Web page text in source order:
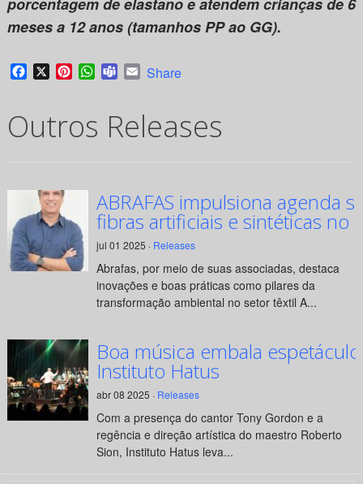
meses a 12 anos (tamanhos PP ao GG).
Facebook
X PinterestWhatsApp
TeamsEmail
Share
Outros Releases
ABRAFAS impulsiona agenda
fibras artificiais e sintéticas no
jul 01 2025 · Releases
Abrafas, por meio de suas associadas, destaca
inovações e boas práticas como pilares da
transformação ambiental no setor têxtil A...
Boa música embala
Instituto Hatus
abr 08 2025 · Releases
Com a presença do cantor Tony Gordon e a
regência e direção artística do maestro Roberto
Sion, Instituto Hatus leva...